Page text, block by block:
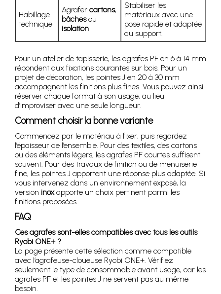
Habillage
technique
Agrafer cartons,
bâchesou
isolation
Stabiliser les
matériaux avec une
pose rapide et adaptée
au support.
Pour un atelier de tapisserie, les agrafes PF en 6 à 14 mm
répondent aux fixations courantes sur bois. Pour un
projet de décoration, les pointes J en 20 à 30 mm
accompagnent les finitions plus fines. Vous pouvez ainsi
réserver chaque format à son usage, au lieu
d’improviser avec une seule longueur.
Comment choisir la bonne variante
Commencez par le matériau à fixer, puis regardez
l’épaisseur de l’ensemble. Pour des textiles, des cartons
ou des éléments légers, les agrafes PF courtes suffisent
souvent. Pour des travaux de finition ou de menuiserie
fine, les pointes J apportent une réponse plus adaptée. Si
vous intervenez dans un environnement exposé, la
version inoxapporte un choix pertinent parmi les
finitions proposées.
FAQ
Ces agrafes sont-elles compatibles avec tous les outils
Ryobi ONE+ ?
La page présente cette sélection comme compatible
avec l’agrafeuse-cloueuse Ryobi ONE+. Vérifiez
seulement le type de consommable avant usage, car les
agrafes PF et les pointes J ne servent pas au même
besoin.